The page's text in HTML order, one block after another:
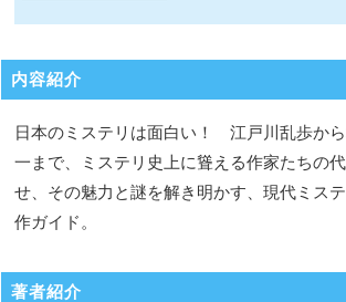
内容紹介
日本のミステリは面白い！ 江戸川乱歩か
一まで、ミステリ史上に聳える作家たちの
せ、その魅力と謎を解き明かす、現代ミス
作ガイド。
著者紹介